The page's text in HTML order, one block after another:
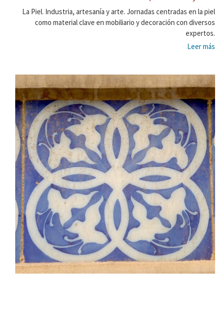
La Piel. Industria, artesanía y arte. Jornadas centradas en la piel
como material clave en mobiliario y decoración con diversos
expertos.
Leer más